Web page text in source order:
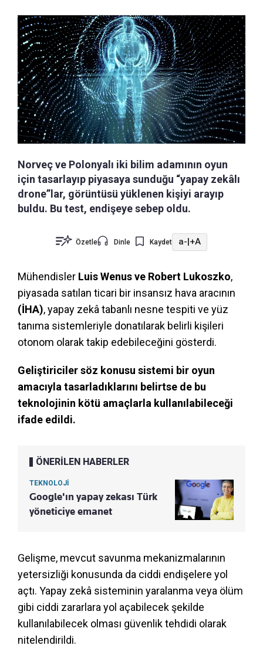
Norveç ve Polonyalı iki bilim adamının oyun
için tasarlayıp piyasaya sunduğu “yapay zekâlı
drone”lar, görüntüsü yüklenen kişiyi arayıp
buldu. Bu test, endişeye sebep oldu.
Özetle Dinle Kaydet a-|+A
Mühendisler Luis Wenus ve Robert Lukoszko,
piyasada satılan ticari bir insansız hava aracının
(İHA), yapay zekâ tabanlı nesne tespiti ve yüz
tanıma sistemleriyle donatılarak belirli kişileri
otonom olarak takip edebileceğini gösterdi.
Geliştiriciler söz konusu sistemi bir oyun
amacıyla tasarladıklarını belirtse de bu
teknolojinin kötü amaçlarla kullanılabileceği
ifade edildi.
ÖNERİLEN HABERLER
TEKNOLOJİ
Google'ın yapay zekası Türk
yöneticiye emanet
Gelişme, mevcut savunma mekanizmalarının
yetersizliği konusunda da ciddi endişelere yol
açtı. Yapay zekâ sisteminin yaralanma veya ölüm
gibi ciddi zararlara yol açabilecek şekilde
kullanılabilecek olması güvenlik tehdidi olarak
nitelendirildi.